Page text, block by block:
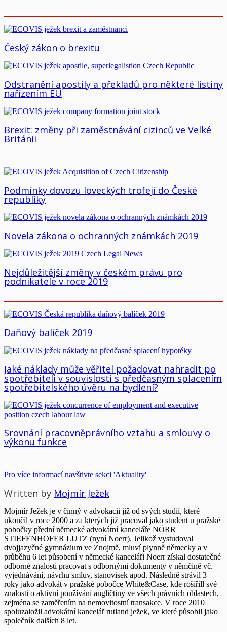
Český zákon o brexitu
Odstranění apostily a překladů pro některé listiny
nařízením EU
Brexit: změny při zaměstnávání cizinců ve Velké
Británii
Podmínky dovozu loveckých trofejí do České
republiky
Novela zákona o ochranných známkách 2019
Nejdůležitější změny v českém právu pro
podnikatele v roce 2019
Daňový balíček 2019
Jaké náklady může věřitel požadovat nahradit po
spotřebiteli v souvislosti s předčasným splacením
spotřebitelského úvěru na bydlení?
Srovnání pracovněprávního vztahu a smlouvy o
výkonu funkce
Pro více informací navštivte sekci 'Aktuality'
Written by Mojmír Ježek
Mojmír Ježek je v činný v advokacii již od svých studií, které
ukončil v roce 2000 a za kterých již pracoval jako student u pražské
pobočky přední německé advokátní kanceláře NÖRR
STIEFENHOFER LUTZ (nyní Noerr). Jelikož vystudoval
dvojjazyčné gymnázium ve Znojmě, mluví plynně německy a v
průběhu 6 let působení v německé kanceláři Noerr získal dostatečné
odborné znalosti pracovat s odbornými dokumenty v němčině vč.
vyjednávání, návrhu smluv, stanovisek apod. Následně strávil 3
roky jako advokát v pražské pobočce White&Case, kde rošířill své
znalosti o aktivní používání angličtiny ve všech právních oblastech,
zejména se zaměřením na nemovitostní transakce. V roce 2010
spoluzaložil advokátní kancelář rutland ježek, ve které působil jako
společník dalších 8 let.